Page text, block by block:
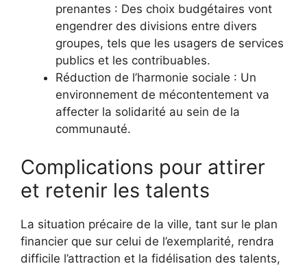
prenantes : Des choix budgétaires vont
engendrer des divisions entre divers
groupes, tels que les usagers de services
publics et les contribuables.
Réduction de l’harmonie sociale : Un
environnement de mécontentement va
affecter la solidarité au sein de la
communauté.
Complications pour attirer
et retenir les talents
La situation précaire de la ville, tant sur le plan
financier que sur celui de l’exemplarité, rendra
difficile l’attraction et la fidélisation des talents,